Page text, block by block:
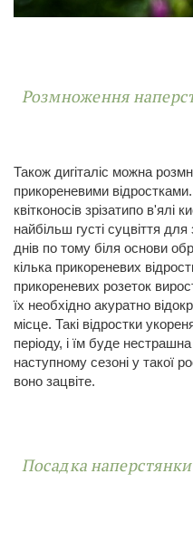
Розмноження
Також дигіталіс можна
прикореневими
квітконосів зрізатипо
найбільш густі суцвіття
днів по тому біля основи
кілька прикореневих
прикореневих розеток
їх необхідно акуратно
місце. Такі відростки
періоду, і їм буде
наступному сезоні у такої
воно зацвіте.
Посадка